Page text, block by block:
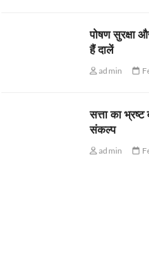
पोषण सुरक्षा
हैं दालें
admin
सत्ता का
संकल्प
admin